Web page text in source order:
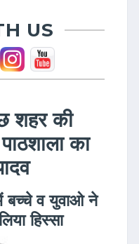
US
शहर की
का
बच्चे व युवाओ ने
हिस्सा